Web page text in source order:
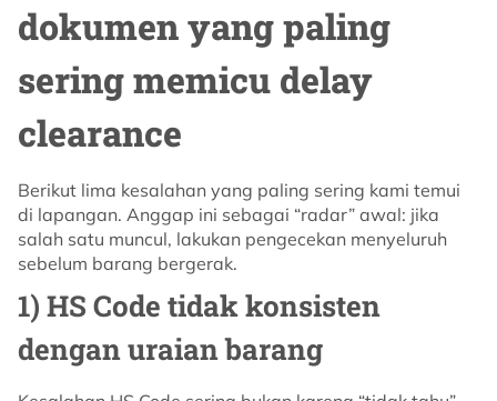
dokumen yang paling
sering memicu delay
clearance
Berikut lima kesalahan yang paling sering kami temui
di lapangan. Anggap ini sebagai “radar” awal: jika
salah satu muncul, lakukan pengecekan menyeluruh
sebelum barang bergerak.
1) HS Code tidak konsisten
dengan uraian barang